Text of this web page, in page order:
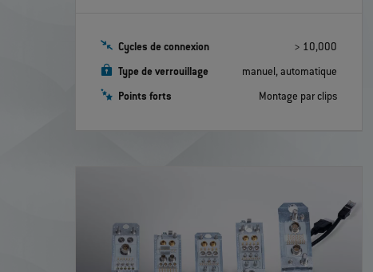
Cycles de connexion > 10,000
Type de verrouillage manuel, automatique
Points forts Montage par clips